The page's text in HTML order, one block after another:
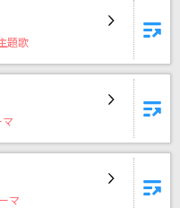
ングなど
題歌
マ
マ